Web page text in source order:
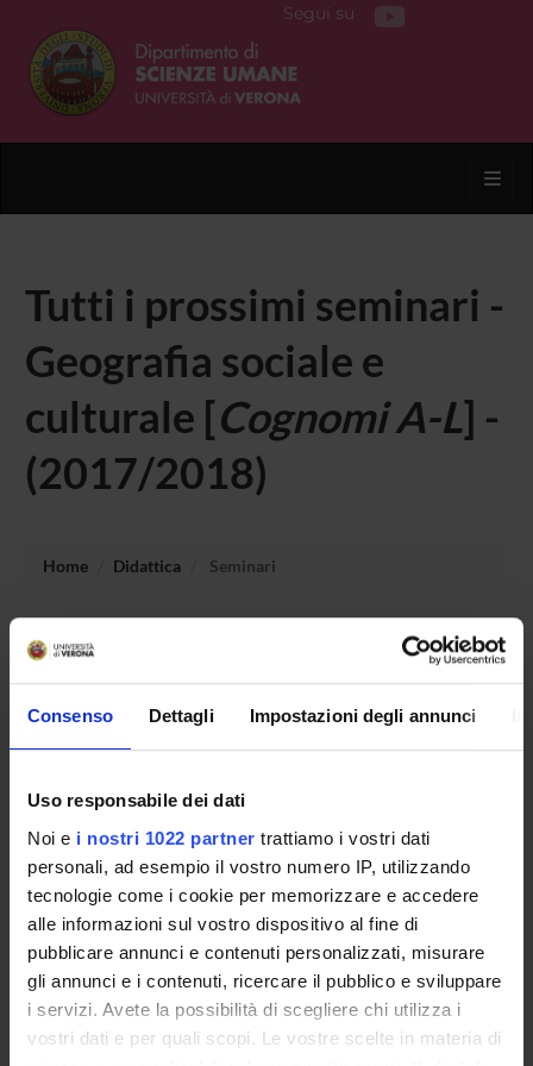
Consenso Dettagli Impostazioni degli annunci
Uso responsabile dei dati
Noi e i nostri 1022 partner trattiamo i vostri dati
personali, ad esempio il vostro numero IP, utilizzando
tecnologie come i cookie per memorizzare e accedere
alle informazioni sul vostro dispositivo al fine di
pubblicare annunci e contenuti personalizzati, misurare
gli annunci e i contenuti, ricercare il pubblico e sviluppare
i servizi. Avete la possibilità di scegliere chi utilizza i
vostri dati e per quali scopi. Le vostre scelte in materia di
Segui su
Tutti i prossimi seminari -
Geografia sociale e
culturale [Cognomi A-L] -
(2017/2018)
Home Didattica Seminari
Non è stato trovato alcun seminario relativo
all'insegnamento Geografia sociale e culturale.
DOTTORATI, MASTER E FORMAZIONE SUPERIORE
Contatti
Persone
Luoghi
Calendario